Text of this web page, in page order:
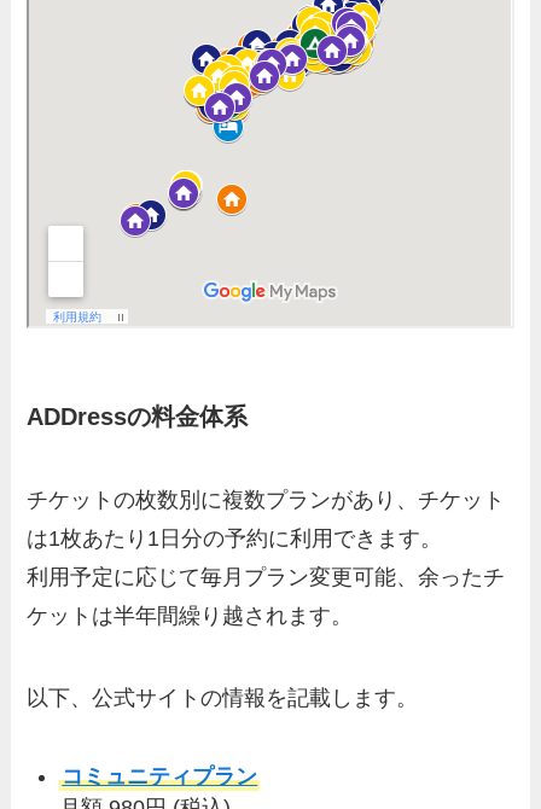
ADDressの料金体系
チケットの枚数別に複数プランがあり、チケット
は1枚あたり1日分の予約に利用できます。
利用予定に応じて毎月プラン変更可能、余ったチ
ケットは半年間繰り越されます。
以下、公式サイトの情報を記載します。
コミュニティプラン